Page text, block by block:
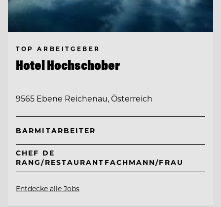
TOP ARBEITGEBER
Hotel Hochschober
9565 Ebene Reichenau, Österreich
BARMITARBEITER
CHEF DE
RANG/RESTAURANTFACHMANN/FRAU
Entdecke alle Jobs